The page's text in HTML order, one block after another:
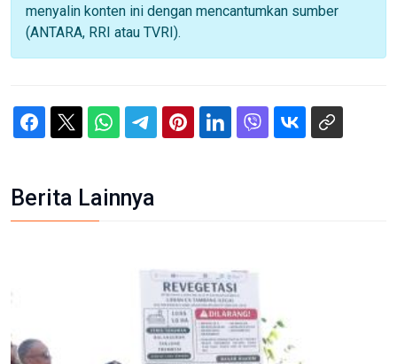
menyalin konten ini dengan mencantumkan sumber
(ANTARA, RRI atau TVRI).
Berita Lainnya